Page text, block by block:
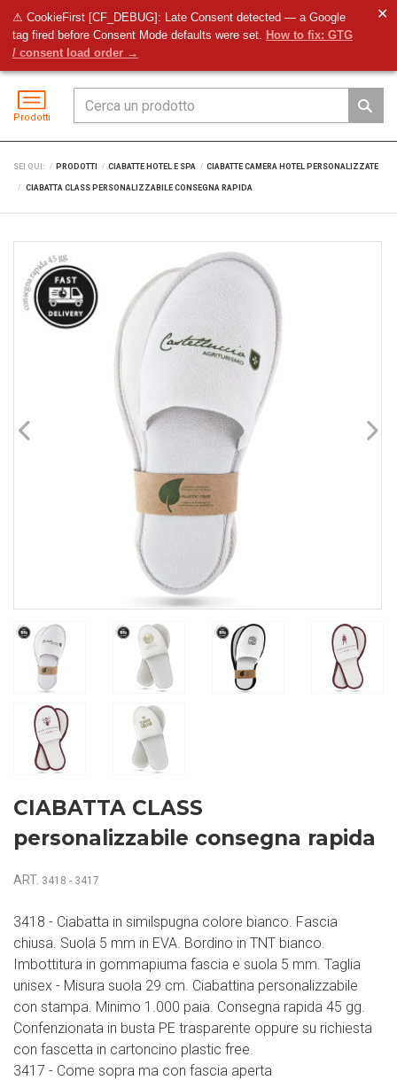
⚠ CookieFirst [CF_DEBUG]: Late Consent detected — a Google
tag fired before Consent Mode defaults were set. How to fix: GTG
/ consent load order →
✕
Prodotti
SEI QUI: PRODOTTI CIABATTE HOTEL E SPA CIABATTE CAMERA HOTEL PERSONALIZZATE
CIABATTA CLASS PERSONALIZZABILE CONSEGNA RAPIDA
CIABATTA CLASS
personalizzabile consegna rapida
ART. 3418 - 3417
3418 - Ciabatta in similspugna colore bianco. Fascia
chiusa. Suola 5 mm in EVA. Bordino in TNT bianco.
Imbottitura in gommapiuma fascia e suola 5 mm. Taglia
unisex - Misura suola 29 cm. Ciabattina personalizzabile
con stampa. Minimo 1.000 paia. Consegna rapida 45 gg.
Confenzionata in busta PE trasparente oppure su richiesta
con fascetta in cartoncino plastic free.
3417 - Come sopra ma con fascia aperta